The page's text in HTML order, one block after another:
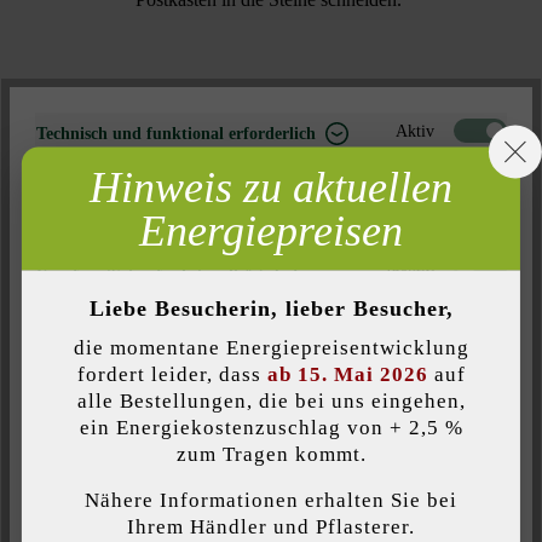
Farbe:
Oberflächenstruktur:
Zaun- & Mauersteine
Verwendungszweck:
, Zäune
Technisch und funktional erforderlich Aktiv
Marketing Inaktiv
Inaktiv
Komfort (Seitenfunktionalität) Inaktiv
Inaktiv
Individuelle Cookies akzeptieren
Hinweis zu aktuellen
Energiepreisen
Liebe Besucherin, lieber Besucher,
die momentane Energiepreisentwicklung
fordert leider, dass ab 15. Mai 2026 auf
alle Bestellungen, die bei uns eingehen,
ein Energiekostenzuschlag von + 2,5 %
zum Tragen kommt.
Nähere Informationen erhalten Sie bei
Ihrem Händler und Pflasterer.